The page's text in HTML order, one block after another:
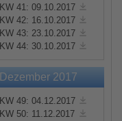
KW 41: 09.10.2017
KW 42: 16.10.2017
KW 43: 23.10.2017
KW 44: 30.10.2017
Dezember 2017
KW 49: 04.12.2017
KW 50: 11.12.2017